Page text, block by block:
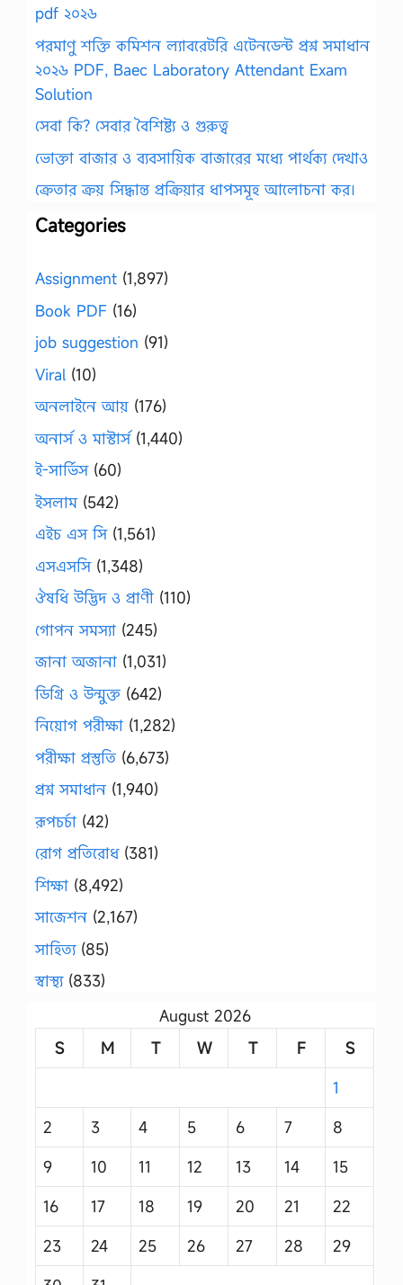
pdf ২০২৬
পরমাণু শক্তি কমিশন ল্যাবরেটরি এটেনডেন্ট প্রশ্ন সমাধান
২০২৬ PDF, Baec Laboratory Attendant Exam
Solution
সেবা কি? সেবার বৈশিষ্ট্য ও গুরুত্ব
ভোক্তা বাজার ও ব্যবসায়িক বাজারের মধ্যে পার্থক্য দেখাও
ক্রেতার ক্রয় সিদ্ধান্ত প্রক্রিয়ার ধাপসমূহ আলোচনা কর।
Categories
Assignment (1,897)
Book PDF (16)
job suggestion (91)
Viral (10)
অনলাইনে আয় (176)
অনার্স ও মাস্টার্স(1,440)
ই-সার্ভিস(60)
ইসলাম(542)
এইচ এস সি(1,561)
এসএসসি(1,348)
ঔষধি উদ্ভিদ ও প্রাণী (110)
গোপন সমস্যা (245)
জানা অজানা (1,031)
ডিগ্রি ও উন্মুক্ত (642)
নিয়োগ পরীক্ষা (1,282)
পরীক্ষা প্রস্তুতি (6,673)
প্রশ্ন সমাধান (1,940)
রূপচর্চা (42)
রোগ প্রতিরোধ(381)
শিক্ষা (8,492)
সাজেশন (2,167)
সাহিত্য(85)
স্বাস্থ্য(833)
August 2026
S
M T W T F
S
1
2
3 4 5 6 7
8
9
10 11 12 13 14
15
16
17 18 19 20 21
22
23
24 25 26 27 28
29